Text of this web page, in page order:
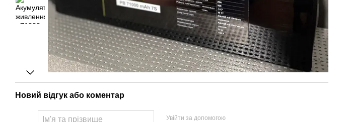
Новий відгук або коментар
Увійти за допомогою